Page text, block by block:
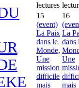
lectures
15
(event)
La Paix
dans le
Monde,
Une
mission
difficile
mais
16
La
dans
Une
mais